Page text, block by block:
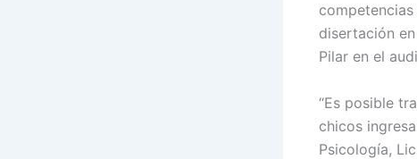
disertación
Pilar en el
“Es posible
chicos
Psicología,